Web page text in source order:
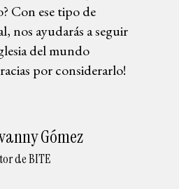
Con ese tipo de
nos ayudarás a seguir
del mundo
por considerarlo!
Gómez
de BITE